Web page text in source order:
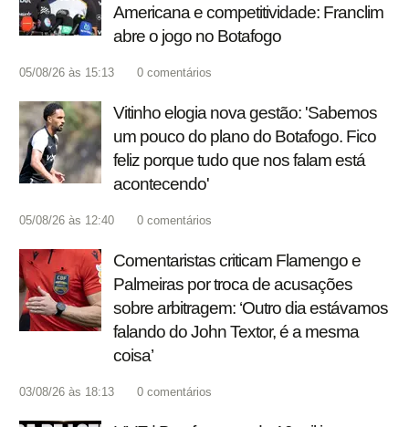
Americana e competitividade: Franclim
abre o jogo no Botafogo
05/08/26 às 15:13 0 comentários
Vitinho elogia nova gestão: 'Sabemos
um pouco do plano do Botafogo. Fico
feliz porque tudo que nos falam está
acontecendo'
05/08/26 às 12:40 0 comentários
Comentaristas criticam Flamengo e
Palmeiras por troca de acusações
sobre arbitragem: ‘Outro dia estávamos
falando do John Textor, é a mesma
coisa’
03/08/26 às 18:13 0 comentários